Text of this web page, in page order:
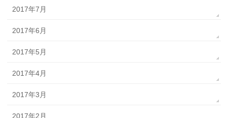
2017年7月
2017年6月
2017年5月
2017年4月
2017年3月
2017年2月